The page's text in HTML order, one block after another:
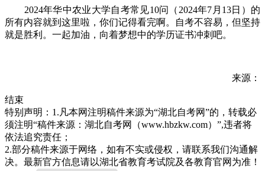
2024年华中农业大学自考常见10问（2024年7月13日）的
所有内容就到这里啦，你们记得看完啊。自考不容易，但坚持
就是胜利。一起加油，向着梦想中的学历证书冲刺吧。
来源：
结束
特别声明：1.凡本网注明稿件来源为“湖北自考网”的，转载必
须注明“稿件来源：湖北自考网（www.hbzkw.com）”,违者将
依法追究责任；
2.部分稿件来源于网络，如有不实或侵权，请联系我们沟通解
决。最新官方信息请以湖北省教育考试院及各教育官网为准！